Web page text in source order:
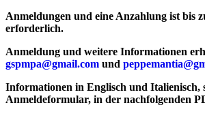
Anmeldungen und eine Anzahlung ist bis
erforderlich.
Anmeldung und weitere Informationen
gspmpa@gmail.com und
Informationen in Englisch und Italienisch,
Anmeldeformular, in der nachfolgenden